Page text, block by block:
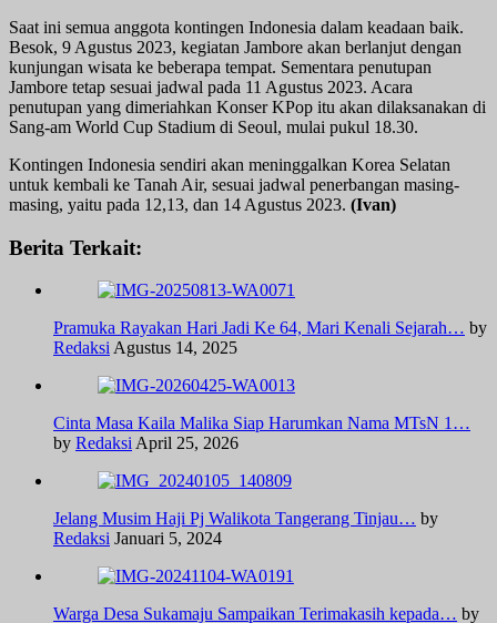
Saat ini semua anggota kontingen Indonesia dalam keadaan baik.
Besok, 9 Agustus 2023, kegiatan Jambore akan berlanjut dengan
kunjungan wisata ke beberapa tempat. Sementara penutupan
Jambore tetap sesuai jadwal pada 11 Agustus 2023. Acara
penutupan yang dimeriahkan Konser KPop itu akan dilaksanakan di
Sang-am World Cup Stadium di Seoul, mulai pukul 18.30.
Kontingen Indonesia sendiri akan meninggalkan Korea Selatan
untuk kembali ke Tanah Air, sesuai jadwal penerbangan masing-
masing, yaitu pada 12,13, dan 14 Agustus 2023. (Ivan)
Berita Terkait:
Pramuka Rayakan Hari Jadi Ke 64, Mari Kenali Sejarah… by
Redaksi Agustus 14, 2025
Cinta Masa Kaila Malika Siap Harumkan Nama MTsN 1…
by Redaksi April 25, 2026
Jelang Musim Haji Pj Walikota Tangerang Tinjau… by
Redaksi Januari 5, 2024
Warga Desa Sukamaju Sampaikan Terimakasih kepada… by